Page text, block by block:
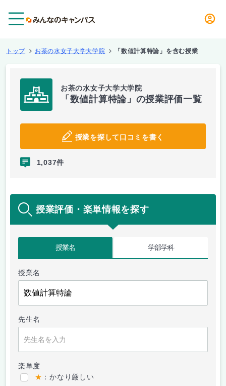
トップ お茶の水女子大学大学院 「数値計算特論」を含む授業
お茶の水女子大学大学院
「数値計算特論」の授業評価一覧
授業を探して口コミを書く
1,037件
授業評価・楽単情報を探す
授業名 学部学科
授業名
先生名
楽単度
★ ：かなり厳しい